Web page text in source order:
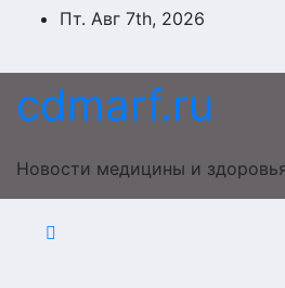
ПерейтиПт. Авг 7th, 2026
cdmarf.ru
Новости медицины и